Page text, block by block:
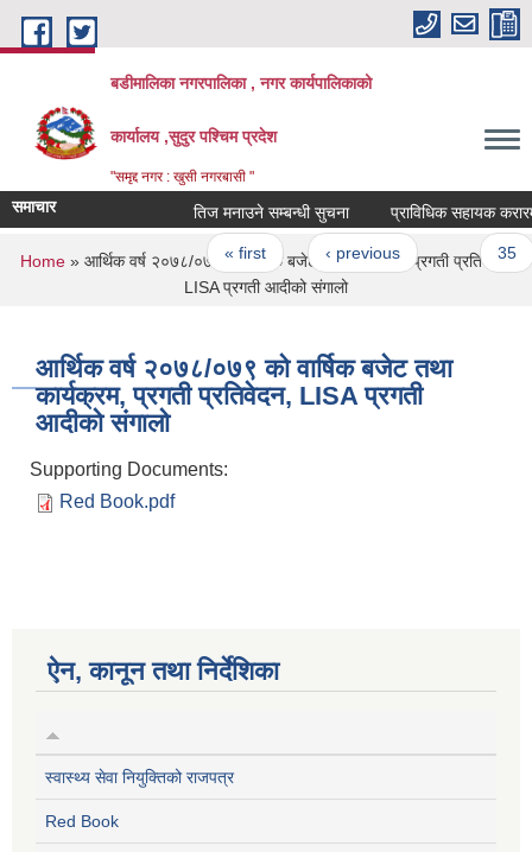
Skip to main content
बडीमालिका नगरपालिका , नगर कार्यपालिकाको
कार्यालय ,सुदुर पश्चिम प्रदेश
"समृद्द नगर : खुसी नगरबासी "
समाचार तिज मनाउने सम्बन्धी सुचना प्राविधिक सहायक करारमा
Pages
« first ‹ previous … 35
You are here
Home» आर्थिक वर्ष २०७८/०७९ को वार्षिक बजेट तथा कार्यक्रम, प्रगती प्रतिवेदन,
LISA प्रगती आदीको संगालो
आर्थिक वर्ष २०७८/०७९ को वार्षिक बजेट तथा
कार्यक्रम, प्रगती प्रतिवेदन, LISA प्रगती
आदीको संगालो
Supporting Documents:
Red Book.pdf
ऐन, कानून तथा निर्देशिका
स्वास्थ्य सेवा नियुक्तिको राजपत्र
Red Book